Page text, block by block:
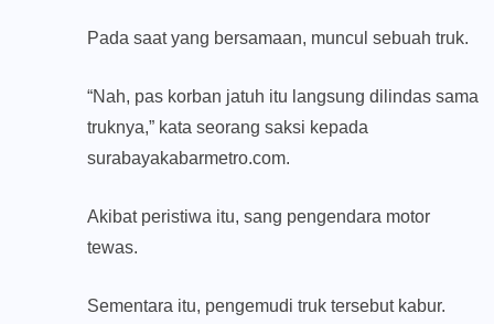
Pada saat yang bersamaan, muncul sebuah truk.
“Nah, pas korban jatuh itu langsung dilindas sama
truknya,” kata seorang saksi kepada
surabayakabarmetro.com.
Akibat peristiwa itu, sang pengendara motor
tewas.
Sementara itu, pengemudi truk tersebut kabur.